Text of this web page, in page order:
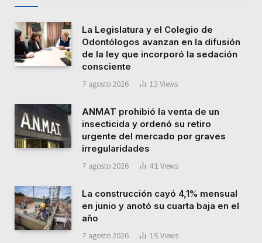
La Legislatura y el Colegio de
Odontólogos avanzan en la difusión
de la ley que incorporó la sedación
consciente
7 agosto 2026 13 Views
ANMAT prohibió la venta de un
insecticida y ordenó su retiro
urgente del mercado por graves
irregularidades
7 agosto 2026 41 Views
La construcción cayó 4,1% mensual
en junio y anotó su cuarta baja en el
año
7 agosto 2026 15 Views